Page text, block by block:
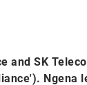
and SK
Ngena